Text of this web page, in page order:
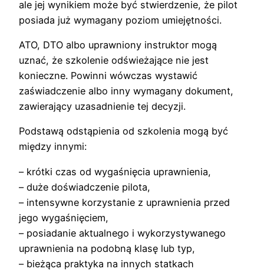
ale jej wynikiem może być stwierdzenie, że pilot
posiada już wymagany poziom umiejętności.
ATO, DTO albo uprawniony instruktor mogą
uznać, że szkolenie odświeżające nie jest
konieczne. Powinni wówczas wystawić
zaświadczenie albo inny wymagany dokument,
zawierający uzasadnienie tej decyzji.
Podstawą odstąpienia od szkolenia mogą być
między innymi:
– krótki czas od wygaśnięcia uprawnienia,
– duże doświadczenie pilota,
– intensywne korzystanie z uprawnienia przed
jego wygaśnięciem,
– posiadanie aktualnego i wykorzystywanego
uprawnienia na podobną klasę lub typ,
– bieżąca praktyka na innych statkach